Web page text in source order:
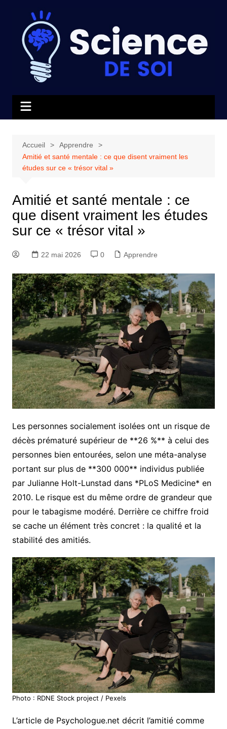
contenu
Accueil
Apprendre
Amitié et santé mentale : ce que disent vraiment les
études sur ce « trésor vital »
Amitié et santé mentale : ce
que disent vraiment les études
sur ce « trésor vital »
22 mai 2026 0 Apprendre
Les personnes socialement isolées ont un risque de
décès prématuré supérieur de **26 %** à celui des
personnes bien entourées, selon une méta-analyse
portant sur plus de **300 000** individus publiée
par Julianne Holt-Lunstad dans *PLoS Medicine* en
2010. Le risque est du même ordre de grandeur que
pour le tabagisme modéré. Derrière ce chiffre froid
se cache un élément très concret : la qualité et la
stabilité des amitiés.
Photo : RDNE Stock project / Pexels
L’article de Psychologue.net décrit l’amitié comme